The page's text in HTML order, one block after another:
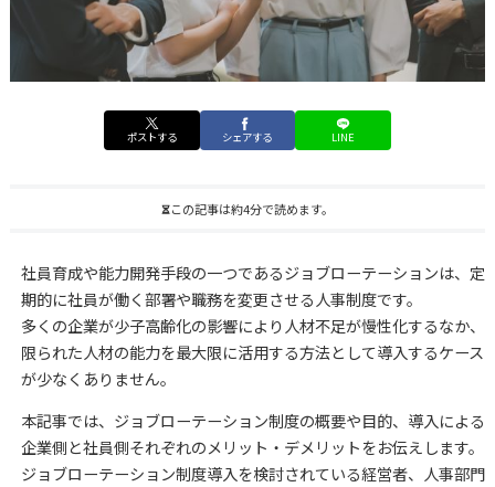
ポストする シェアする LINE
この記事は約4分で読めます。
社員育成や能力開発手段の一つであるジョブローテーションは、定
期的に社員が働く部署や職務を変更させる人事制度です。
多くの企業が少子高齢化の影響により人材不足が慢性化するなか、
限られた人材の能力を最大限に活用する方法として導入するケース
が少なくありません。
本記事では、ジョブローテーション制度の概要や目的、導入による
企業側と社員側それぞれのメリット・デメリットをお伝えします。
ジョブローテーション制度導入を検討されている経営者、人事部門